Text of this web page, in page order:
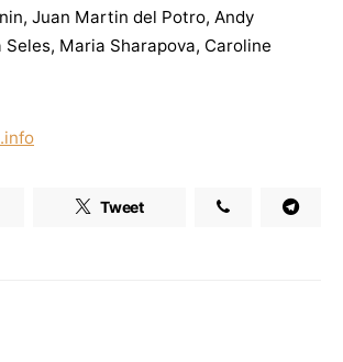
Juan Martin del Potro, Andy
Seles, Maria Sharapova, Caroline
Tweet